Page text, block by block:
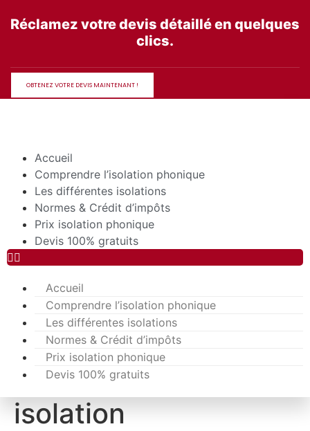
Réclamez votre devis détaillé en quelques
clics.
OBTENEZ VOTRE DEVIS MAINTENANT !
Accueil
Comprendre l’isolation phonique
Les différentes isolations
Normes & Crédit d’impôts
Prix isolation phonique
Devis 100% gratuits
Accueil
Comprendre l’isolation phonique
Les différentes isolations
Normes & Crédit d’impôts
Prix isolation phonique
Devis 100% gratuits
isolation